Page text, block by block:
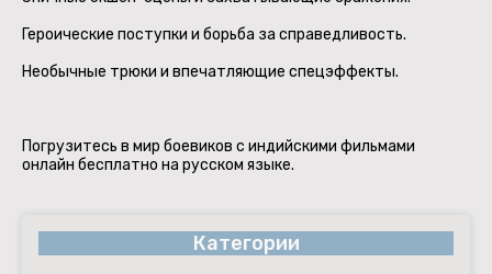
Героические поступки и борьба за справедливость.
Необычные трюки и впечатляющие спецэффекты.
Погрузитесь в мир боевиков с индийскими фильмами
онлайн бесплатно на русском языке.
Категории